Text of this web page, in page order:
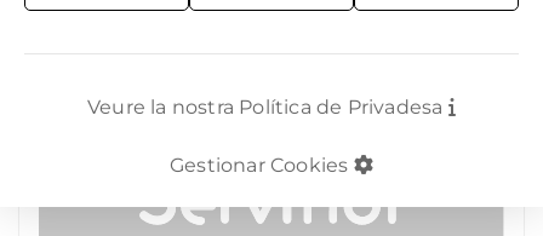
Veure la nostra Política de Privadesa
Gestionar Cookies